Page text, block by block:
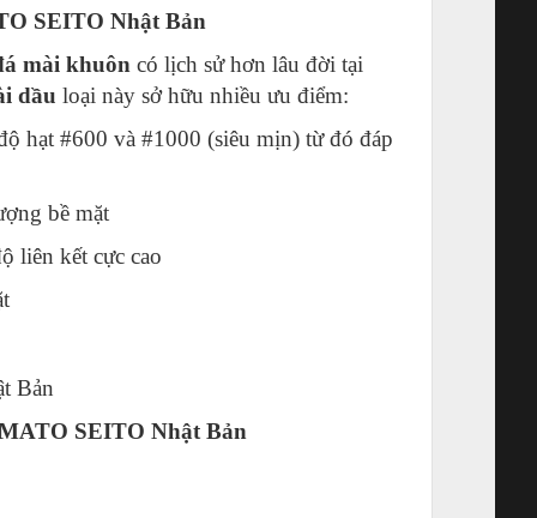
SEITO Nhật Bản
mài khuôn có lịch sử hơn lâu đời tại
dầu loại này sở hữu nhiều ưu điểm:
hạt #600 và #1000 (siêu mịn) từ đó đáp
bề mặt
liên kết cực cao
SEITO Nhật Bản